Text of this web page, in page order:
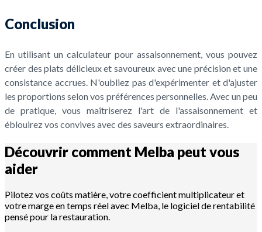
Conclusion
En utilisant un calculateur pour assaisonnement, vous pouvez
créer des plats délicieux et savoureux avec une précision et une
consistance accrues. N'oubliez pas d'expérimenter et d'ajuster
les proportions selon vos préférences personnelles. Avec un peu
de pratique, vous maîtriserez l'art de l'assaisonnement et
éblouirez vos convives avec des saveurs extraordinaires.
Découvrir comment Melba peut vous
aider
Pilotez vos coûts matière, votre coefficient multiplicateur et
votre marge en temps réel avec Melba, le logiciel de rentabilité
pensé pour la restauration.